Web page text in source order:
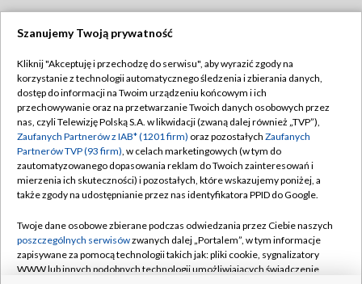
TVP
Abonament TVP
Emisja w TVP
Centrum informacji TVP
Naziemna Telewizja Cyfrowa
Rada Programowa
System NOS
Regulamin TVP
Polityka prywatności
Moje zgody
Pomoc
Kontakt
Szanujemy Twoją prywatność
Kliknij "Akceptuję i przechodzę do serwisu", aby wyrazić zgody na
korzystanie z technologii automatycznego śledzenia i zbierania danych,
dostęp do informacji na Twoim urządzeniu końcowym i ich
przechowywanie oraz na przetwarzanie Twoich danych osobowych przez
nas, czyli Telewizję Polską S.A. w likwidacji (zwaną dalej również „TVP”),
Zaufanych Partnerów z IAB* (1201 firm) oraz pozostałych Zaufanych
Partnerów TVP (93 firm), w celach marketingowych (w tym do
zautomatyzowanego dopasowania reklam do Twoich zainteresowań i
mierzenia ich skuteczności) i pozostałych, które wskazujemy poniżej, a
także zgody na udostępnianie przez nas identyfikatora PPID do Google.
Twoje dane osobowe zbierane podczas odwiedzania przez Ciebie naszych
poszczególnych serwisówzwanych dalej „Portalem”, w tym informacje
zapisywane za pomocą technologii takich jak: pliki cookie, sygnalizatory
WWW lub innych podobnych technologii umożliwiających świadczenie